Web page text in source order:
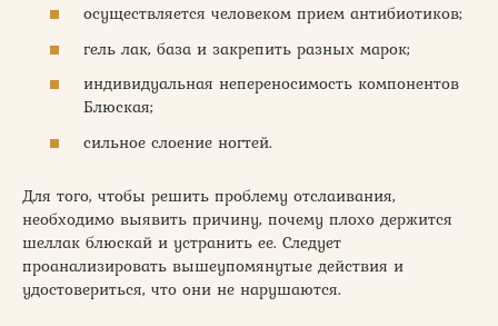
осуществляется человеком прием антибиотиков;
гель лак, база и закрепить разных марок;
индивидуальная непереносимость компонентов
Блюская;
сильное слоение ногтей.
Для того, чтобы решить проблему отслаивания,
необходимо выявить причину, почему плохо держится
шеллак блюскай и устранить ее. Следует
проанализировать вышеупомянутые действия и
удостовериться, что они не нарушаются.